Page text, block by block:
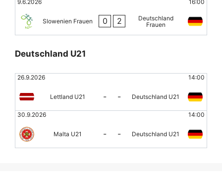
9.6.2026 16:00
Slowenien Frauen 0 2
Deutschland
Frauen
Deutschland U21
26.9.2026 14:00
Lettland U21 - - Deutschland U21
30.9.2026 14:00
Malta U21 - - Deutschland U21